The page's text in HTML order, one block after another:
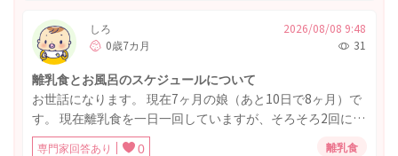
くなったり食べムラもあるので、ミルクと授乳はまだ続け
ていて1日3-4回ミルク600mlほど飲んでいます。現状の食
事を続けて食事量を維持しつつ食べる練習をしていけばい
いのでしょうか。 また、他の汁物は嫌がり、ほぼ毎食味噌
汁でメニューは似たようなものばかりになっていますが、
野菜やタンパク質の内容を変えれば問題ないでしょうか。
おすすめのメニューがあれば教えていただけますと幸いで
ませながらや、 座るイスを変えたり、 お腹が空いてないの
かもと時間を空けてみたり してみましたが、食べる量は増
えません。 食後のミルクは200mlしっかり飲みます。 現在
のスケジュールは 8時 ミルク 12時 離乳食+ミルク 17
時 離乳食+ミルク 21時 ミルク (夜間起きたら＋ミルク)
の場合が多いです。 体重の増え具合は今まで問題なく 成長
曲線の真ん中を進んでいます。 このような状態でも 3回食
しろ
0歳7カ月
2026/08/08 9:48
31
離乳食とお風呂のスケジュールについて
お世話になります。 現在7ヶ月の娘（あと10日で8ヶ月）で
す。 現在離乳食を一日一回していますが、そろそろ2回にし
たいと考えています。 現在のスケジュールは 8:00〜9:00
専門家回答あり 0 離乳食